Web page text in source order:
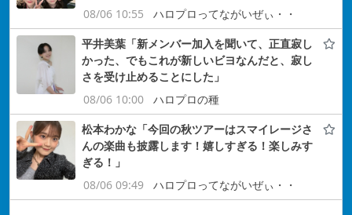
08/06 10:55
ハロプロってながいぜぃ・・
平井美葉「新メンバー加入を聞いて、正直寂し
かった、でもこれが新しいビヨなんだと、寂し
さを受け止めることにした」
08/06 10:00
ハロプロの種
松本わかな「今回の秋ツアーはスマイレージさ
んの楽曲も披露します！嬉しすぎる！楽しみす
ぎる！」
08/06 09:49
ハロプロってながいぜぃ・・